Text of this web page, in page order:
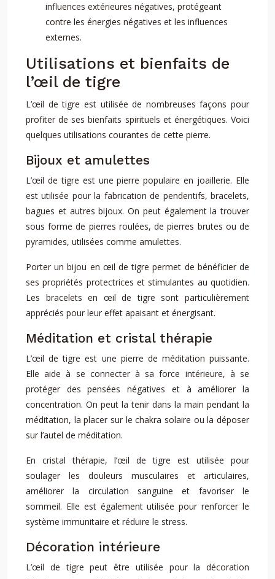
influences extérieures négatives, protégeant
contre les énergies négatives et les influences
externes.
Utilisations et bienfaits de
l’œil de tigre
L’œil de tigre est utilisée de nombreuses façons pour
profiter de ses bienfaits spirituels et énergétiques. Voici
quelques utilisations courantes de cette pierre.
Bijoux et amulettes
L’œil de tigre est une pierre populaire en joaillerie. Elle
est utilisée pour la fabrication de pendentifs, bracelets,
bagues et autres bijoux. On peut également la trouver
sous forme de pierres roulées, de pierres brutes ou de
pyramides, utilisées comme amulettes.
Porter un bijou en œil de tigre permet de bénéficier de
ses propriétés protectrices et stimulantes au quotidien.
Les bracelets en œil de tigre sont particulièrement
appréciés pour leur effet apaisant et énergisant.
Méditation et cristal thérapie
L’œil de tigre est une pierre de méditation puissante.
Elle aide à se connecter à sa force intérieure, à se
protéger des pensées négatives et à améliorer la
concentration. On peut la tenir dans la main pendant la
méditation, la placer sur le chakra solaire ou la déposer
sur l’autel de méditation.
En cristal thérapie, l’œil de tigre est utilisée pour
soulager les douleurs musculaires et articulaires,
améliorer la circulation sanguine et favoriser le
sommeil. Elle est également utilisée pour renforcer le
système immunitaire et réduire le stress.
Décoration intérieure
L’œil de tigre peut être utilisée pour la décoration